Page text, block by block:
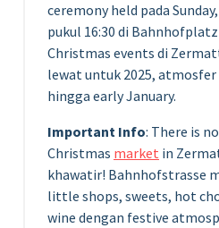
ceremony held pada
pukul 16:30 di
Christmas events di
lewat untuk 2025,
hingga early January.
Important Info: There is
Christmas market in
khawatir! Bahnhofstrasse
little shops, sweets, hot
wine dengan festive